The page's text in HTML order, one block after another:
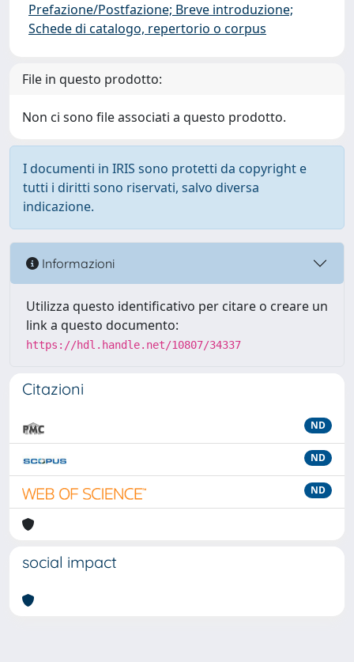
Prefazione/Postfazione; Breve introduzione;
Schede di catalogo, repertorio o corpus
File in questo prodotto:
Non ci sono file associati a questo prodotto.
I documenti in IRIS sono protetti da copyright e
tutti i diritti sono riservati, salvo diversa
indicazione.
Informazioni
Utilizza questo identificativo per citare o creare un
link a questo documento:
https://hdl.handle.net/10807/34337
Citazioni
ND
ND
ND
social impact